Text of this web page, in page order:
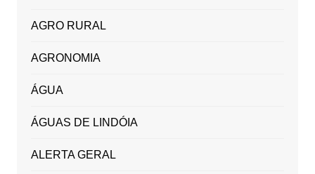
AGRO RURAL
AGRONOMIA
ÁGUA
ÁGUAS DE LINDÓIA
ALERTA GERAL